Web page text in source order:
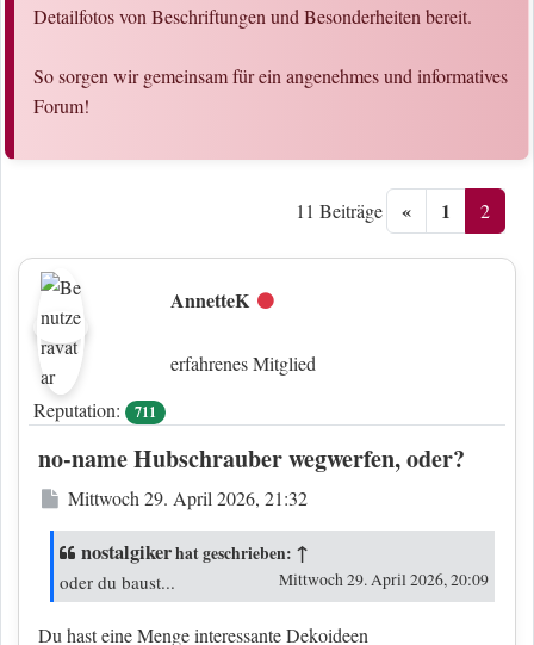
Detailfotos von Beschriftungen und Besonderheiten bereit.
So sorgen wir gemeinsam für ein angenehmes und informatives
Forum!
11 Beiträge « 1 2
AnnetteK Offline
erfahrenes Mitglied
Reputation:
711
no-name Hubschrauber wegwerfen, oder?
Beitrag
Mittwoch 29. April 2026, 21:32
nostalgikerhat geschrieben: ↑
Mittwoch 29. April 2026, 20:09
oder du baust...
Du hast eine Menge interessante Dekoideen